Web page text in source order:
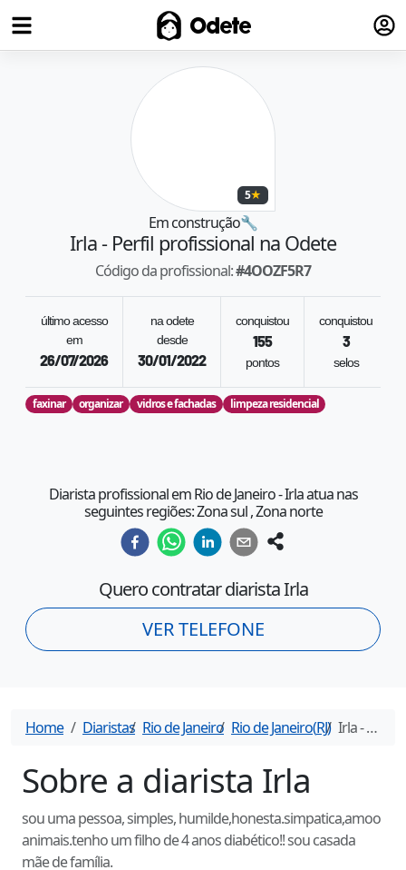
Odete
5★
Em construção🔧
Irla- Perfil profissional na Odete
Código da profissional:#4OOZF5R7
último acesso
em
26/07/2026
na odete
desde
30/01/2022
conquistou
155
pontos
conquistou
3
selos
faxinar organizar vidros e fachadas limpeza residencial
Diarista profissional em Rio de Janeiro - Irla atua nas
seguintes regiões: Zona sul , Zona norte
Quero contratar diaristaIrla
VER TELEFONE
Home Diaristas Rio de Janeiro Rio de Janeiro(RJ) Irla- Diarista em
Sobre a diarista Irla
sou uma pessoa, simples, humilde,honesta.simpatica,amoo
animais.tenho um filho de 4 anos diabético!! sou casada
mãe de família.